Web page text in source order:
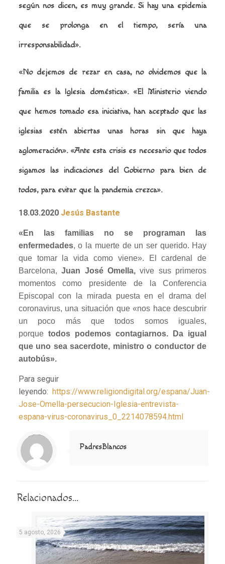
según nos dicen, es muy grande. Si hay una epidemia
que se prolonga en el tiempo, sería una
irresponsabilidad».
«No dejemos de rezar en casa, no olvidemos que la
familia es la Iglesia doméstica». «El Ministerio viendo
que hemos tomado esa iniciativa, han aceptado que las
iglesias estén abiertas unas horas sin que haya
aglomeración». «Ante esta crisis es necesario que todos
sigamos las indicaciones del Gobierno para bien de
todos, para evitar que la pandemia crezca».
18.03.2020 Jesús Bastante
«En las familias no se programan las
enfermedades, o la muerte de un ser querido. Hay
que tomar la vida como viene». El cardenal de
Barcelona,Juan José Omella, vive sus primeros
momentos como presidente de la Conferencia
Episcopal con la mirada puesta en el drama del
coronavirus, una situación que «nos hace descubrir
un poco más que todos somos iguales,
porquetodos podemos contagiarnos. Da igual
que uno sea sacerdote, ministro o conductor de
autobús».
Para seguir
leyendo: https://www.religiondigital.org/espana/Juan-
Jose-Omella-persecucion-Iglesia-entrevista-
espana-virus-coronavirus_0_2214078594.html
Notice
: Trying to access array offset on value of type null in
/home/misioner/public_html/padresblancos/themes/betheme/includes/content-single.php
on line
286
PadresBlancos
Relacionados...
5 agosto, 2026